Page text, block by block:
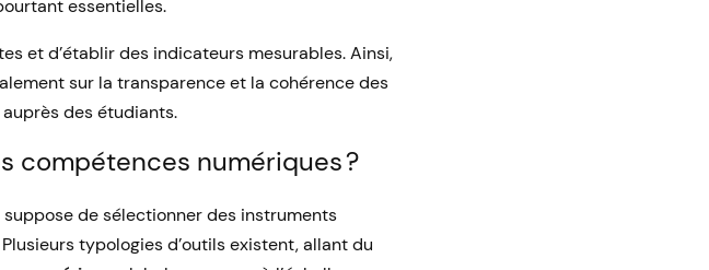
essentielles.
et d’établir des indicateurs mesurables. Ainsi,
sur la transparence et la cohérence des
des étudiants.
compétences numériques ?
de sélectionner des instruments
typologies d’outils existent, allant du